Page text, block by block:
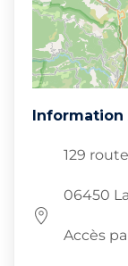
Information
129
06450
Accès